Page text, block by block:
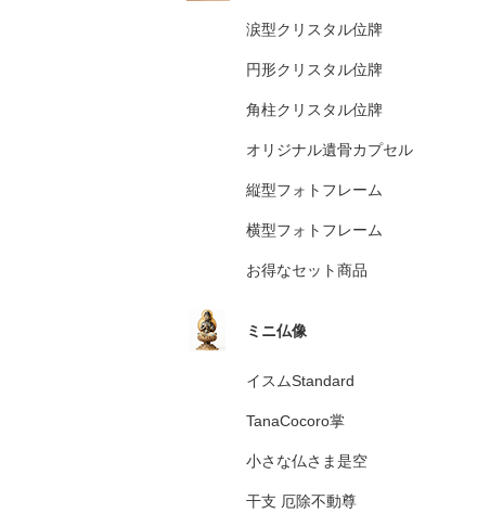
涙型クリスタル位牌
円形クリスタル位牌
角柱クリスタル位牌
オリジナル遺骨カプセル
縦型フォトフレーム
横型フォトフレーム
お得なセット商品
ミニ仏像
イスムStandard
TanaCocoro掌
小さな仏さま是空
干支 厄除不動尊